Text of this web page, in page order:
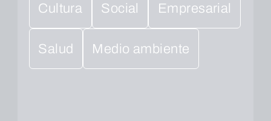
Cultura Social Empresarial
Salud Medio ambiente